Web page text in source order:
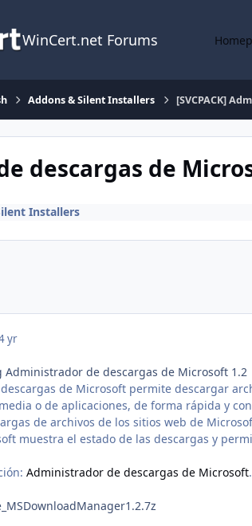
WinCert.net Forums
Addons & Silent Installers [SVCPACK]
descargas de
Installers
yr
Administrador de descargas de Microsoft 1.2
de Microsoft permite descargar
o de aplicaciones, de forma rápida y
de archivos de los sitios web de
muestra el estado de las descargas y
Administrador de descargas de Microsoft.